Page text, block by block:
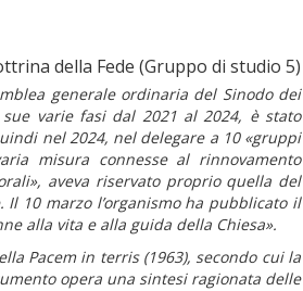
della Fede (Gruppo di studio 5)
generale ordinaria del Sinodo dei
varie fasi dal 2021 al 2024, è stato
nel 2024, nel delegare a 10 «gruppi
misura connesse al rinnovamento
aveva riservato proprio quella del
10 marzo l’organismo ha pubblicato il
alla vita e alla guida della Chiesa».
Pacem in terris (1963), secondo cui la
opera una sintesi ragionata delle